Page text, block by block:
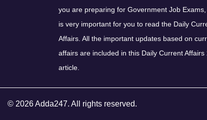
you are preparing for Government Job
is very important for you to read the Daily
Affairs. All the important updates based on
affairs are included in this Daily Current Affairs
article.
© 2026 Adda247. All rights reserved.